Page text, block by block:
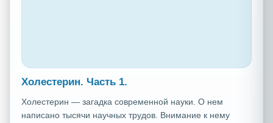
Холестерин. Часть 1.
Холестерин — загадка современной науки. О нем
написано тысячи научных трудов. Внимание к нему